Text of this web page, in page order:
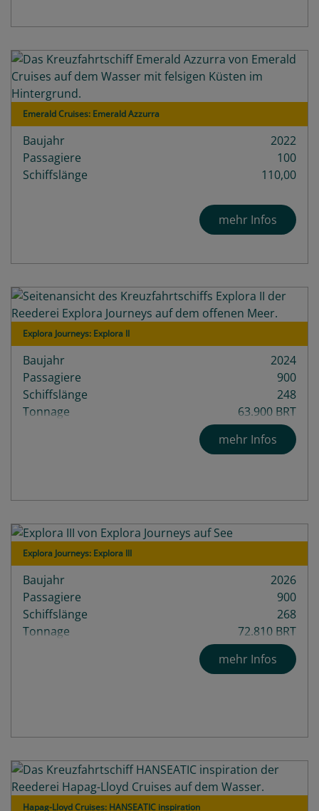
Emerald Cruises: Emerald Azzurra
Baujahr
2022
Passagiere
100
Schiffslänge
110,00
mehr Infos
Explora Journeys: Explora II
Baujahr
2024
Passagiere
900
Schiffslänge
248
Tonnage
63.900 BRT
14
mehr Infos
Explora Journeys: Explora III
Baujahr
2026
Passagiere
900
Schiffslänge
268
Tonnage
72.810 BRT
mehr Infos
Hapag-Lloyd Cruises: HANSEATIC inspiration